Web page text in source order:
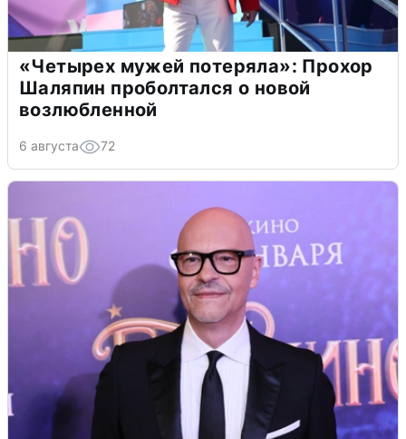
«Четырех мужей потеряла»: Прохор
Шаляпин проболтался о новой
возлюбленной
6 августа 72